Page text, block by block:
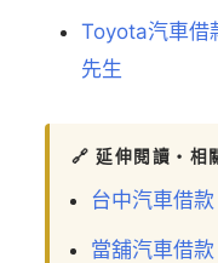
Toyota汽車借
先生
🔗 延伸閱讀・相
台中汽車借款
當舖汽車借款